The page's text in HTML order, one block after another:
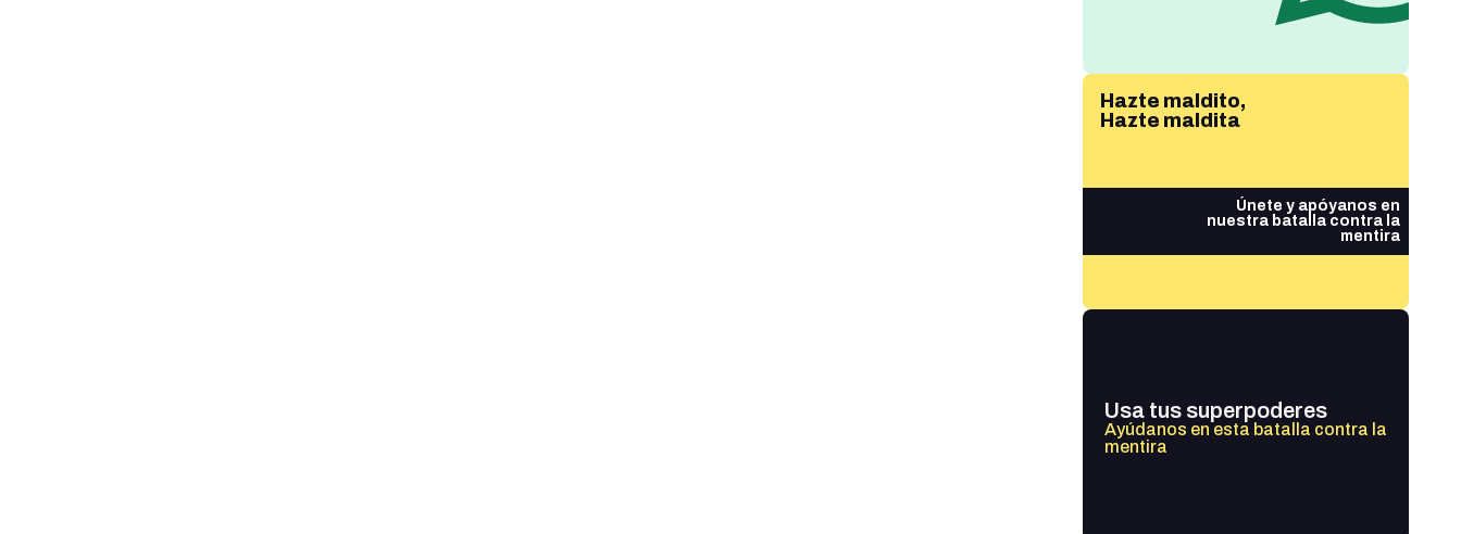
Hazte maldito,
Hazte maldita
Únete y apóyanos en
nuestra batalla contra la
mentira
Usa tus superpoderes
Ayúdanos en esta batalla contra la
mentira